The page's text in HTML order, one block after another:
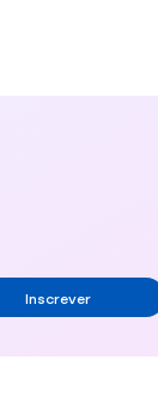
Inscrever